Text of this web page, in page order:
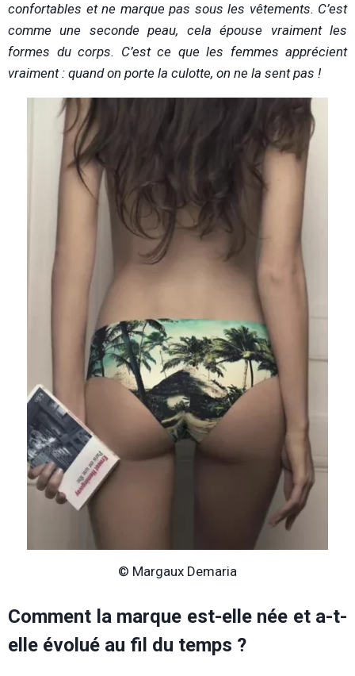
confortables et ne marque pas sous les vêtements. C’est
comme une seconde peau, cela épouse vraiment les
formes du corps. C’est ce que les femmes apprécient
vraiment : quand on porte la culotte, on ne la sent pas !
© Margaux Demaria
Comment la marque est-elle née et a-t-
elle évolué au fil du temps ?